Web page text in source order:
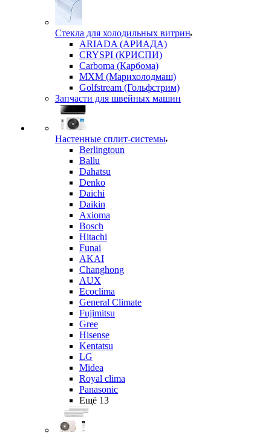
Стекла для холодильных витрин
ARIADA (АРИАДА)
CRYSPI (КРИСПИ)
Carboma (Карбома)
MXM (Марихолодмаш)
Golfstream (Гольфстрим)
Запчасти для швейных машин
Настенные сплит-системы
Berlingtoun
Ballu
Dahatsu
Denko
Daichi
Daikin
Axioma
Bosch
Hitachi
Funai
AKAI
Changhong
AUX
Ecoclima
General Climate
Fujimitsu
Gree
Hisense
Kentatsu
LG
Midea
Royal clima
Panasonic
Ещё 13